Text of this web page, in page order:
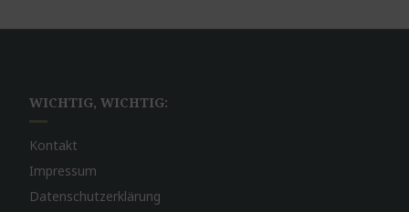
WICHTIG, WICHTIG:
Kontakt
Impressum
Datenschutzerklärung